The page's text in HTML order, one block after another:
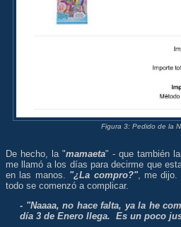
Figura 3: Pedido de la
De hecho, la "mamaeta" - que también
me llamó a los días para decirme que
en las manos. "¿La compro?", me dijo.
todo se comenzó a complicar.
- "Naaaa, no hace falta, ya la he
día 3 de Enero llega. Es un poco